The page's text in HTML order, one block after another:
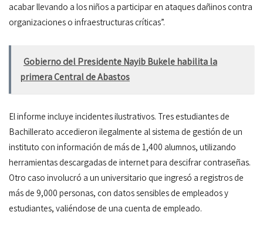
acabar llevando a los niños a participar en ataques dañinos contra
organizaciones o infraestructuras críticas”.
Gobierno del Presidente Nayib Bukele habilita la
primera Central de Abastos
El informe incluye incidentes ilustrativos. Tres estudiantes de
Bachillerato accedieron ilegalmente al sistema de gestión de un
instituto con información de más de 1,400 alumnos, utilizando
herramientas descargadas de internet para descifrar contraseñas.
Otro caso involucró a un universitario que ingresó a registros de
más de 9,000 personas, con datos sensibles de empleados y
estudiantes, valiéndose de una cuenta de empleado.